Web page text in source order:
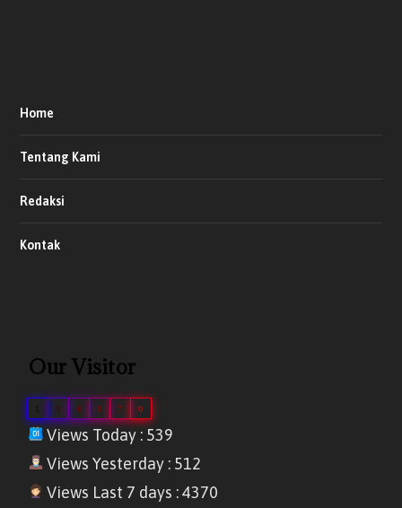
Home
Tentang Kami
Redaksi
Kontak
Our Visitor
1 3 4 1 7 0
Views Today : 539
Views Yesterday : 512
Views Last 7 days : 4370